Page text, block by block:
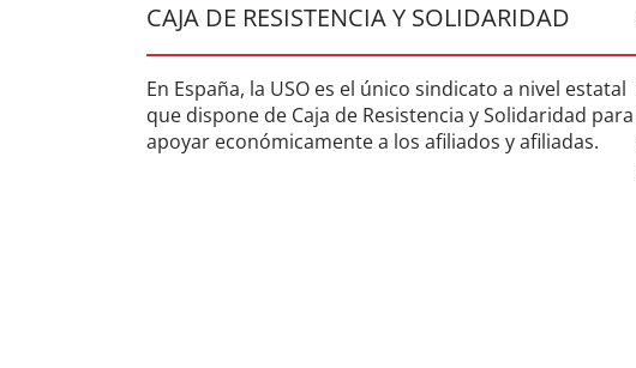
CAJA DE RESISTENCIA Y SOLIDARIDAD
En España, la USO es el único sindicato a nivel estatal
que dispone de Caja de Resistencia y Solidaridad para
apoyar económicamente a los afiliados y afiliadas.